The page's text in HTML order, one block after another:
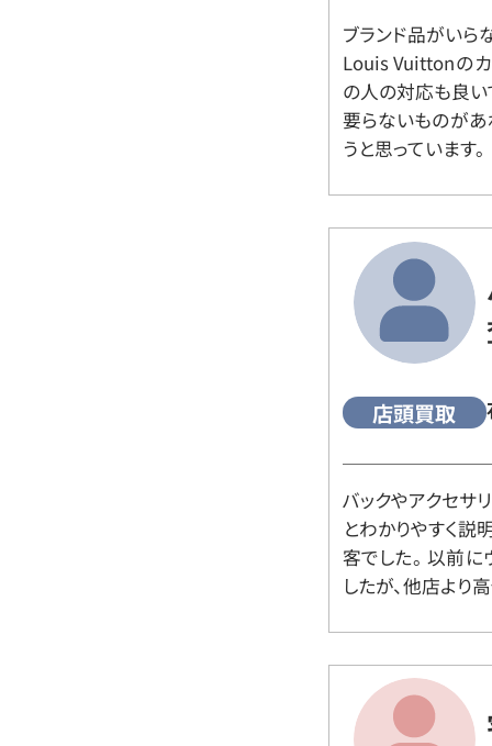
ブランド品がいら
Louis Vuittonの
の人の対応も良い
要らないものがあ
うと思っています。
店頭買取
バックやアクセサ
とわかりやすく説
客でした。 以前
したが、他店より